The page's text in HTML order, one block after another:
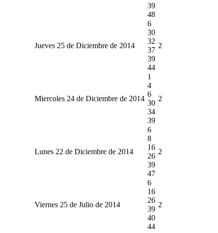
39
48
Jueves 25 de Diciembre de 2014
6
30
32
37
39
44
2
Miercoles 24 de Diciembre de 2014
1
4
6
30
34
39
2
Lunes 22 de Diciembre de 2014
6
8
16
26
39
47
2
Viernes 25 de Julio de 2014
6
16
26
39
40
44
2